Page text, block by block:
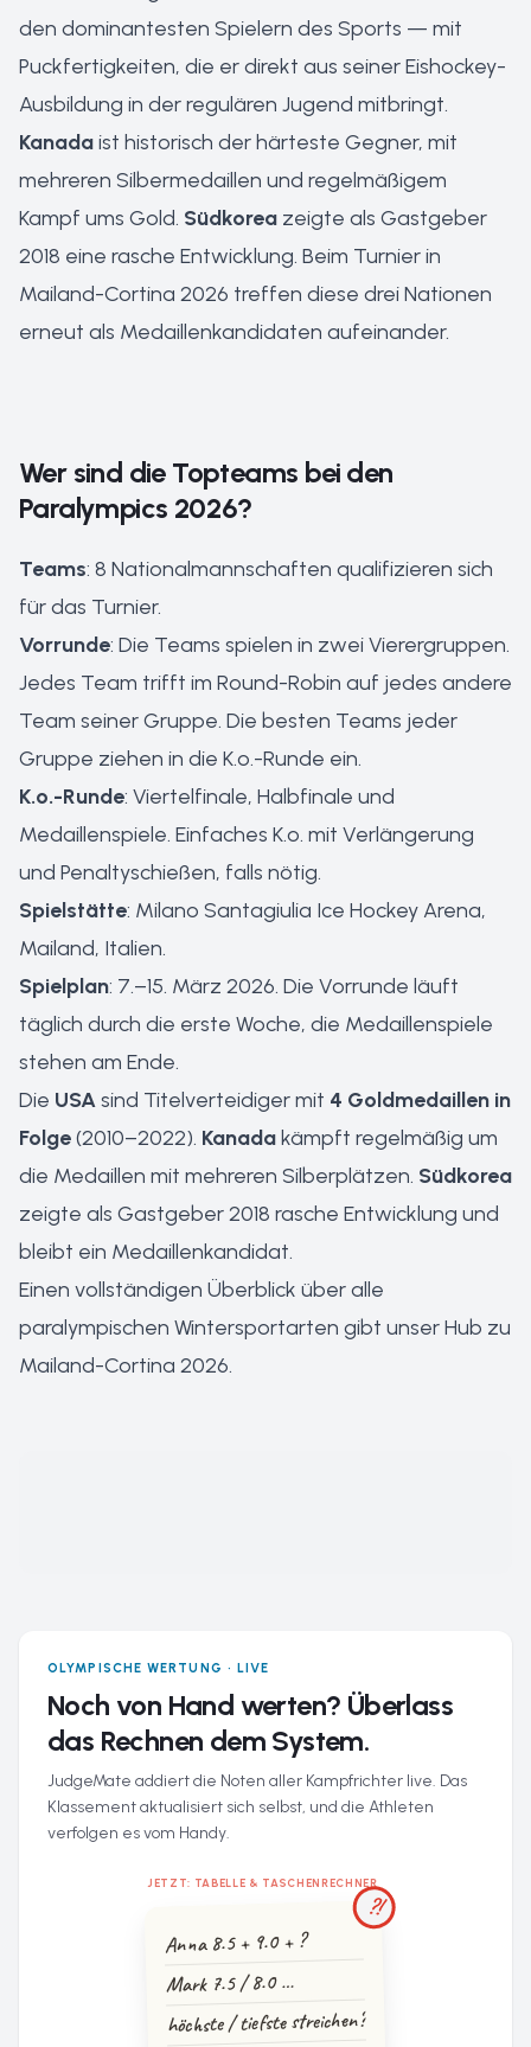
den dominantesten Spielern des Sports — mit
Puckfertigkeiten, die er direkt aus seiner Eishockey-
Ausbildung in der regulären Jugend mitbringt.
Kanadaist historisch der härteste Gegner, mit
mehreren Silbermedaillen und regelmäßigem
Kampf ums Gold. Südkorea zeigte als Gastgeber
2018 eine rasche Entwicklung. Beim Turnier in
Mailand-Cortina 2026 treffen diese drei Nationen
erneut als Medaillenkandidaten aufeinander.
Wer sind die Topteams bei den
Paralympics 2026?
Teams: 8 Nationalmannschaften qualifizieren sich
für das Turnier.
Vorrunde: Die Teams spielen in zwei Vierergruppen.
Jedes Team trifft im Round-Robin auf jedes andere
Team seiner Gruppe. Die besten Teams jeder
Gruppe ziehen in die K.o.-Runde ein.
K.o.-Runde: Viertelfinale, Halbfinale und
Medaillenspiele. Einfaches K.o. mit Verlängerung
und Penaltyschießen, falls nötig.
Spielstätte: Milano Santagiulia Ice Hockey Arena,
Mailand, Italien.
Spielplan: 7.–15. März 2026. Die Vorrunde läuft
täglich durch die erste Woche, die Medaillenspiele
stehen am Ende.
Die USAsind Titelverteidiger mit 4 Goldmedaillen in
Folge(2010–2022). Kanadakämpft regelmäßig um
die Medaillen mit mehreren Silberplätzen. Südkorea
zeigte als Gastgeber 2018 rasche Entwicklung und
bleibt ein Medaillenkandidat.
Einen vollständigen Überblick über alle
paralympischen Wintersportarten gibt unserHub zu
Mailand-Cortina 2026.
OLYMPISCHE WERTUNG · LIVE
Noch von Hand werten? Überlass
das Rechnen dem System.
JudgeMate addiert die Noten aller Kampfrichter live. Das
Klassement aktualisiert sich selbst, und die Athleten
verfolgen es vom Handy.
JETZT: TABELLE & TASCHENRECHNER
Anna 8.5 + 9.0 + ?
Mark 7.5 / 8.0 …
höchste / tiefste streichen?
?!